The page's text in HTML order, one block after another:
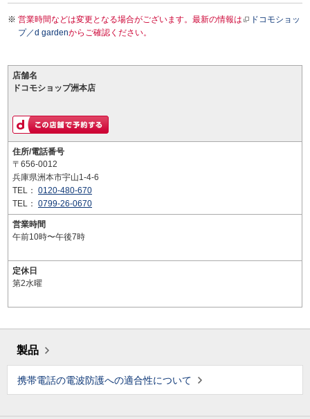
営業時間などは変更となる場合がございます。最新の情報は
ドコモショッ
プ／d gardenからご確認ください。
店舗名
ドコモショップ洲本店
住所/電話番号
〒656-0012
兵庫県洲本市宇山1-4-6
TEL： 0120-480-670
TEL： 0799-26-0670
営業時間
午前10時〜午後7時
定休日
第2水曜
製品
携帯電話の電波防護への適合性について